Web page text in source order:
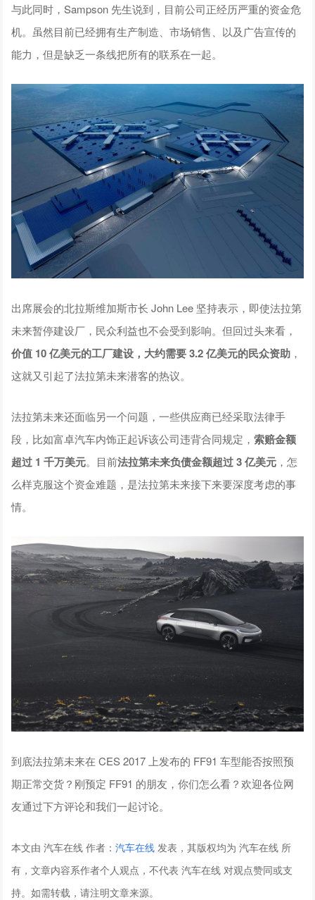
与此同时，Sampson 先生说到，目前公司正经历严重的资金危
机。虽然目前已经拥有生产制造、市场销售、以及广告宣传的
能力，但是缺乏一条线把所有的联系在一起。
出席展会的北拉斯维加斯市长 John Lee 坚持表示，即使法拉第
未来暂停建设厂，民众利益也不会受到影响。但回过头来看，
价值 10 亿美元的工厂建设，大约需要 3.2 亿美元的民众资助 ，
这就又引起了法拉第未来潜客的热议。
法拉第未来还面临另一个问题，一些供应商已经采取法律手
段，比如富卓汽车内饰正起诉该公司违背合同规定，索赔金额
超过 1 千万美元。目前法拉第未来负债金额超过 3 亿美元 ，怎
么样克服这个资金难题，是法拉第未来接下来要深度考虑的事
情。
到底法拉第未来在 CES 2017 上发布的 FF91 车型能否按照预
期正常交货？刚预定 FF91 的朋友，你们怎么看？欢迎各位网
友通过下方评论和我们一起讨论。
本文由 汽车在线 作者：汽车在线 发表，其版权均为 汽车在线 所
有，文章内容系作者个人观点，不代表 汽车在线 对观点赞同或支
持。如需转载，请注明文章来源。